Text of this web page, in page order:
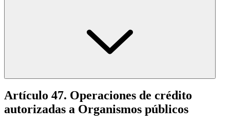
Artículo 47. Operaciones de crédito
autorizadas a Organismos públicos